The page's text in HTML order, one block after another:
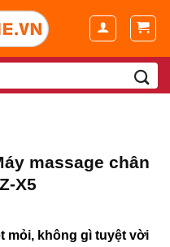
massage chân
X5
mỏi, không gì tuyệt vời